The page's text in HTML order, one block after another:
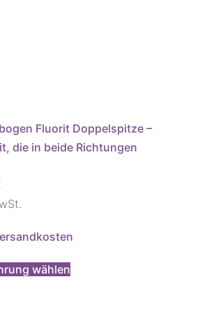
Fluorit Doppelspitze –
die in beide Richtungen
wählen